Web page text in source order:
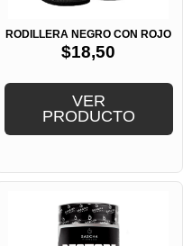
RODILLERA NEGRO CON ROJO
$18,50
VER
PRODUCTO